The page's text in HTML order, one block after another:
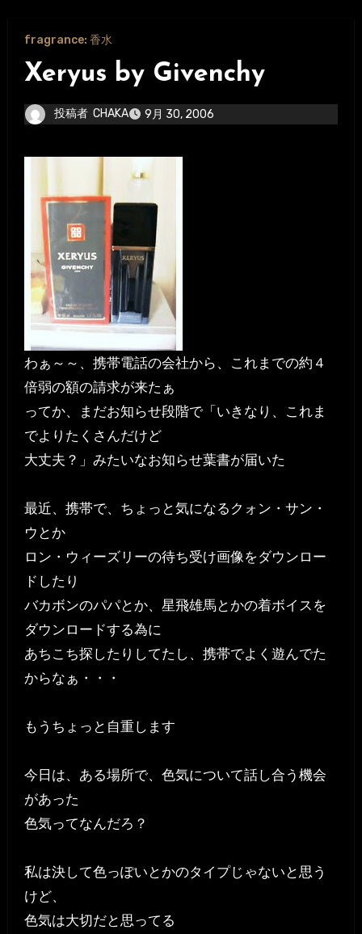
fragrance: 香水
Xeryus by Givenchy
投稿者 CHAKA 9月 30, 2006
わぁ～～、携帯電話の会社から、これまでの約４
倍弱の額の請求が来たぁ
ってか、まだお知らせ段階で「いきなり、これま
でよりたくさんだけど
大丈夫？」みたいなお知らせ葉書が届いた
最近、携帯で、ちょっと気になるクォン・サン・
ウとか
ロン・ウィーズリーの待ち受け画像をダウンロー
ドしたり
バカボンのパパとか、星飛雄馬とかの着ボイスを
ダウンロードする為に
あちこち探したりしてたし、携帯でよく遊んでた
からなぁ・・・
もうちょっと自重します
今日は、ある場所で、色気について話し合う機会
があった
色気ってなんだろ？
私は決して色っぽいとかのタイプじゃないと思う
けど、
色気は大切だと思ってる